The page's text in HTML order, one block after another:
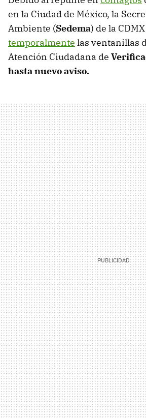
en la Ciudad de México, la
Ambiente (Sedema) de la CDMX
temporalmente las ventanillas
Atención Ciudadana de
hasta nuevo aviso.